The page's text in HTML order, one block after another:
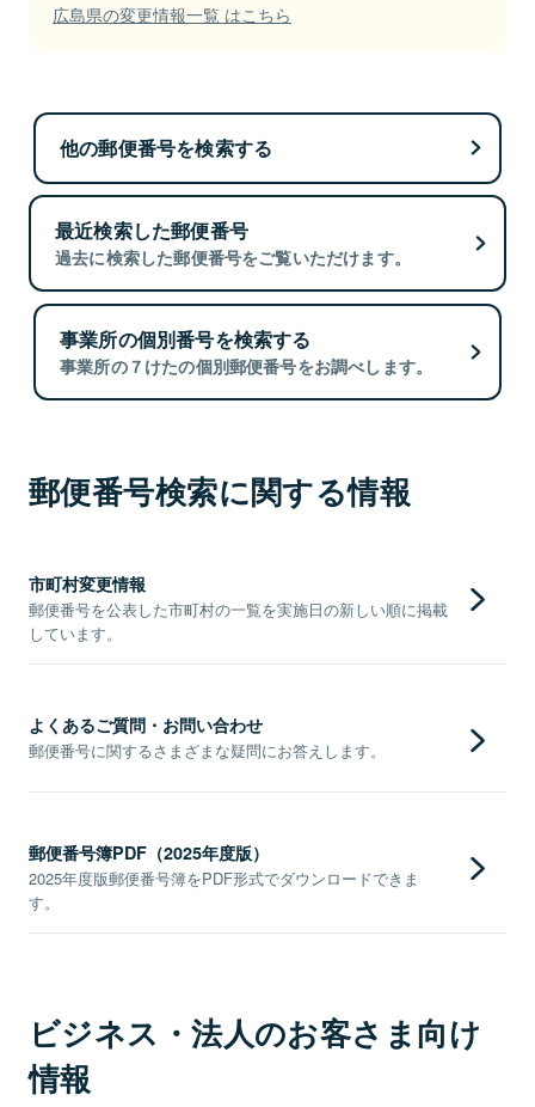
広島県の変更情報一覧 はこちら
他の郵便番号を検索する
最近検索した郵便番号
過去に検索した郵便番号をご覧いただけます。
事業所の個別番号を検索する
事業所の７けたの個別郵便番号をお調べします。
郵便番号検索に関する情報
市町村変更情報
郵便番号を公表した市町村の一覧を実施日の新しい順に掲載
しています。
よくあるご質問・お問い合わせ
郵便番号に関するさまざまな疑問にお答えします。
郵便番号簿PDF（2025年度版）
2025年度版郵便番号簿をPDF形式でダウンロードできま
す。
ビジネス・法人のお客さま向け
情報